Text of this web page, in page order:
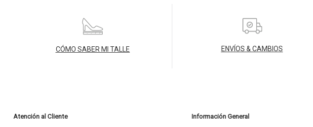
CÓMO SABER MI TALLE ENVÍOS & CAMBIOS
Atención al Cliente
Información General